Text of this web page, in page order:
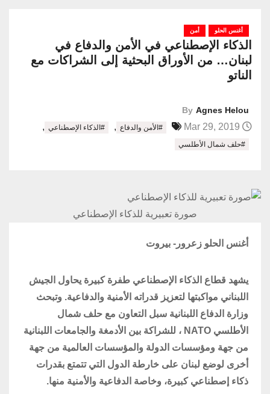
أغنس الحلو أمن
الذكاء الإصطناعي في الأمن والدفاع في
لبنان… من الأوراق البحثية إلى الشراكات مع
الناتو
By Agnes Helou
#الأمن والدفاع , #الذكاء الإصطناعي ,
#حلف شمال الأطلسي
صورة تعبيرية للذكاء الإصطناعي
أغنس الحلو زعرور- بيروت
يشهد قطاع الذكاء الإصطناعي طفرة كبيرة يحاول الجيش
اللبناني مواكبتها لتعزيز قدراته الأمنية والدفاعية. وتبحث
وزارة الدفاع اللبنانية سبل التعاون مع حلف شمال
الأطلسي NATO ، للشراكة بين الأدمغة والجامعات اللبنانية
من جهة ومؤسسات الدولة والمؤسسات العالمية من جهة
أخرى لوضع لبنان على خارطة الدول التي تتمتع بقدرات
ذكاء إصطناعي كبيرة، وخاصة الدفاعية والأمنية منها.